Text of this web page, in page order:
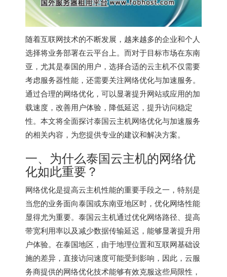
随着互联网技术的不断发展，越来越多的企业和个人
选择将业务部署在云平台上。而对于目标市场在东南
亚，尤其是泰国的用户，选择合适的云主机不仅需要
考虑服务器性能，还需要关注网络优化与加速服务。
通过合理的网络优化，可以显著提升网站或应用的加
载速度，改善用户体验，降低延迟，提升访问稳定
性。本文将全面探讨泰国云主机网络优化与加速服务
的相关内容，为您提供专业的建议和解决方案。
一、为什么泰国云主机的网络优
化如此重要？
网络优化是提高云主机性能的重要手段之一，特别是
当您的业务面向泰国或东南亚地区时，优化网络性能
显得尤为重要。 泰国云主机通过优化网络路径、提高
带宽利用率以及减少数据传输延迟，能够显著提升用
户体验。在泰国地区，由于地理位置和互联网基础设
施的差异，直接访问速度可能受到影响，因此，云服
务商提供的网络优化技术能够有效克服这些局限性，